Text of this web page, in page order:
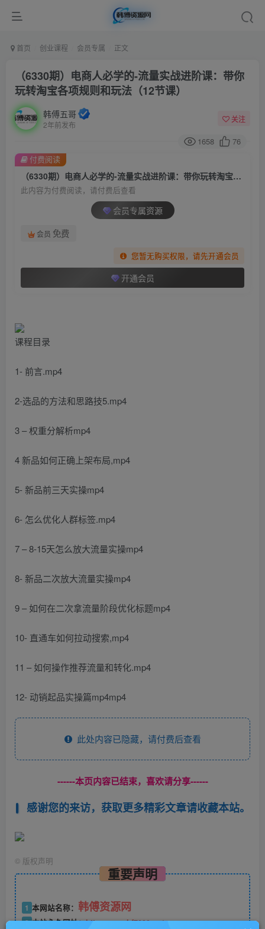
首页 创业课程 会员专属 正文
（6330期）电商人必学的-流量实战进阶课：带你
玩转淘宝各项规则和玩法（12节课）
韩傅五哥
2年前发布
关注
1658 76
（6330期）电商人必学的-流量实战进阶课：带你玩转淘宝各项规则和玩法（12节课）
此内容为付费阅读，请付费后查看
会员专属资源
会员 免费
您暂无购买权限，请先开通会员
开通会员
付费阅读
课程目录
1- 前言.mp4
2-选品的方法和思路技5.mp4
3 – 权重分解析mp4
4 新品如何正确上架布局,mp4
5- 新品前三天实操mp4
6- 怎么优化人群标签.mp4
7 – 8-15天怎么放大流量实操mp4
8- 新品二次放大流量实操mp4
9 – 如何在二次拿流量阶段优化标题mp4
10- 直通车如何拉动搜索,mp4
11 – 如何操作推荐流量和转化.mp4
12- 动销起品实操篇mp4mp4
此处内容已隐藏，请付费后查看
------本页内容已结束，喜欢请分享------
感谢您的来访，获取更多精彩文章请收藏本站。
© 版权声明
重要声明
1 本网站名称： 韩傅资源网
2 本站永久网址：https:www.hf7890.cn/